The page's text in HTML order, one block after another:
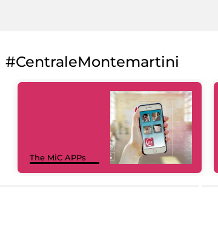
#CentraleMontemartini
The MiC APPs